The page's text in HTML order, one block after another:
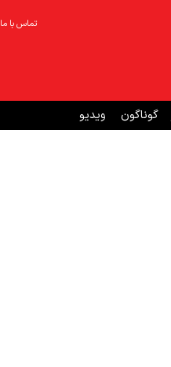
تماس با ما
گوناگون ویدیو